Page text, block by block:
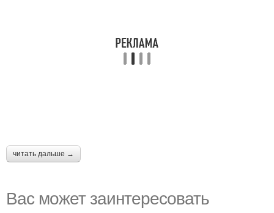
читать дальше →
Вас может заинтересовать